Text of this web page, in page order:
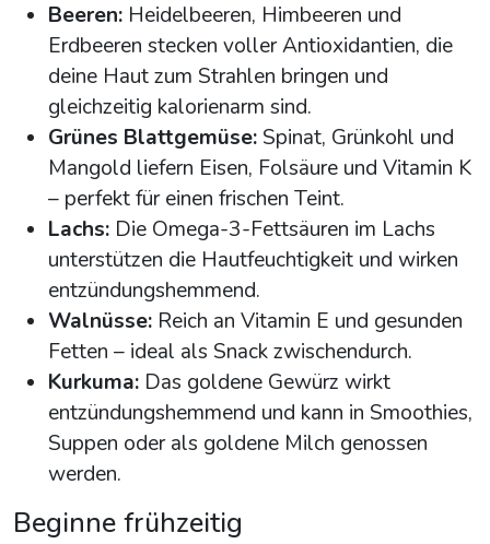
Beeren: Heidelbeeren, Himbeeren und
Erdbeeren stecken voller Antioxidantien, die
deine Haut zum Strahlen bringen und
gleichzeitig kalorienarm sind.
Grünes Blattgemüse: Spinat, Grünkohl und
Mangold liefern Eisen, Folsäure und Vitamin K
– perfekt für einen frischen Teint.
Lachs: Die Omega-3-Fettsäuren im Lachs
unterstützen die Hautfeuchtigkeit und wirken
entzündungshemmend.
Walnüsse: Reich an Vitamin E und gesunden
Fetten – ideal als Snack zwischendurch.
Kurkuma: Das goldene Gewürz wirkt
entzündungshemmend und kann in Smoothies,
Suppen oder als goldene Milch genossen
werden.
Beginne frühzeitig